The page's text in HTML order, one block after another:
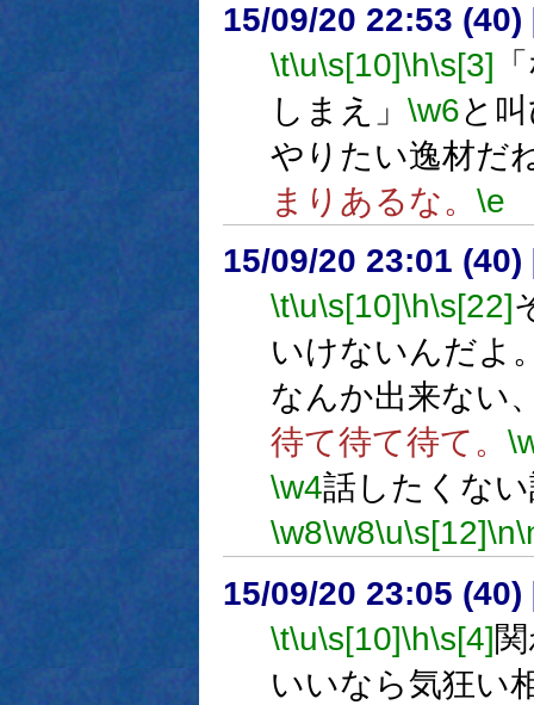
15/09/20 22:53 (40)
\t\u\s[10]\h\s[3]
しまえ」 \w6と
やりたい逸材だ
まりあるな。 \e
15/09/20 23:01 (40)
\t\u\s[10]\h\s[22]
いけないんだよ
なんか出来ない
待て待て待て。
\w4話したくな
\w8\w8\u\s[12]\n
15/09/20 23:05 (40)
\t\u\s[10]\h\s[4]
いいなら気狂い